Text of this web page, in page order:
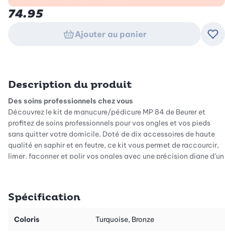
74.95
Ajouter au panier
Description du produit
Des soins professionnels chez vous
Découvrez le kit de manucure/pédicure MP 84 de Beurer et
profitez de soins professionnels pour vos ongles et vos pieds
sans quitter votre domicile. Doté de dix accessoires de haute
qualité en saphir et en feutre, ce kit vous permet de raccourcir,
limer, façonner et polir vos ongles avec une précision digne d’un
propre.
Mobilité et confort réunis
Spécification
Coloris Turquoise, Bronze